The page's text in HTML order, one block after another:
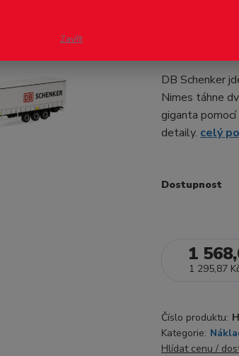
H0 -
přívěsem
DB Schenker
Nimes táhne
giganta
detaily. celý
Dostupnost
1
1 295,87
Číslo produktu:
Kategorie:
Hlídat cenu /
Zavřít